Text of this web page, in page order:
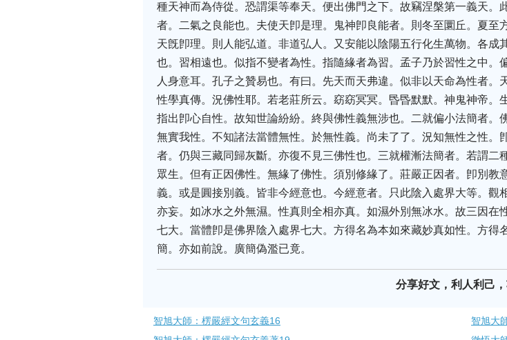
種天神而為侍從。恐謂渠等奉天。便出佛門之下。故竊涅槃第一義天
者。二氣之良能也。夫使天卽是理。鬼神卽良能者。則冬至圜丘。夏至
天旣卽理。則人能弘道。非道弘人。又安能以陰陽五行化生萬物。各
也。習相遠也。似指不變者為性。指隨緣者為習。孟子乃於習性之中
人身意耳。孔子之贊易也。有曰。先天而天弗違。似非以天命為性者
性學真傳。況佛性耶。若老莊所云。窈窈冥冥。昬昬默默。神鬼神帝
指出卽心自性。故知世論紛紛。終與佛性義無涉也。二就偏小法簡者
無實我性。不知諸法當體無性。於無性義。尚未了了。況知無性之性
者。仍與三藏同歸灰斷。亦復不見三佛性也。三就權漸法簡者。若謂二
眾生。但有正因佛性。無緣了佛性。須別修緣了。莊嚴正因者。卽別教
義。或是圓接別義。皆非今經意也。今經意者。只此陰入處界大等。
亦妄。如冰水之外無濕。性真則全相亦真。如濕外別無冰水。故三因
七大。當體卽是佛界陰入處界七大。方得名為本如來藏妙真如性。方
簡。亦如前說。廣簡偽濫已竟。
分享好文，利人利己
智旭大師：楞嚴經文句玄義16
智旭大